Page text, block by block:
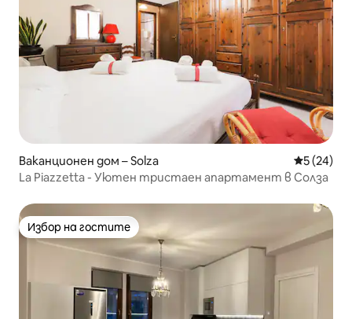
Ваканционен дом – Solza Средна
5 (24)
La Piazzetta - Уютен тристаен апартамент в Солза
Избор на гостите
Избор на гостите